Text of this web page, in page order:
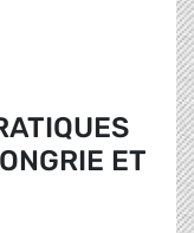
ET